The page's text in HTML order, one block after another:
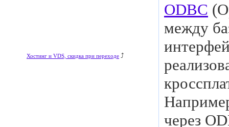
Хостинг и VDS, скидка при переходе ⤴
ODBC
между
через